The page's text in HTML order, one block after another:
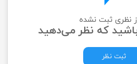
نظری ثبت نشده
که نظر می‌دهید
ثبت نظر